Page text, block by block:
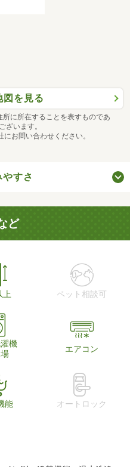
図を見る
に所在することを表すものであ
ざいます。
お問い合わせください。
すさ
ど
上 ペット相談可
機
エアコン
能 オートロック